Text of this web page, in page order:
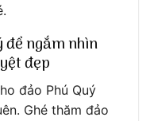
để ngắm nhìn
đẹp
đảo Phú Quý
Ghé thăm đảo